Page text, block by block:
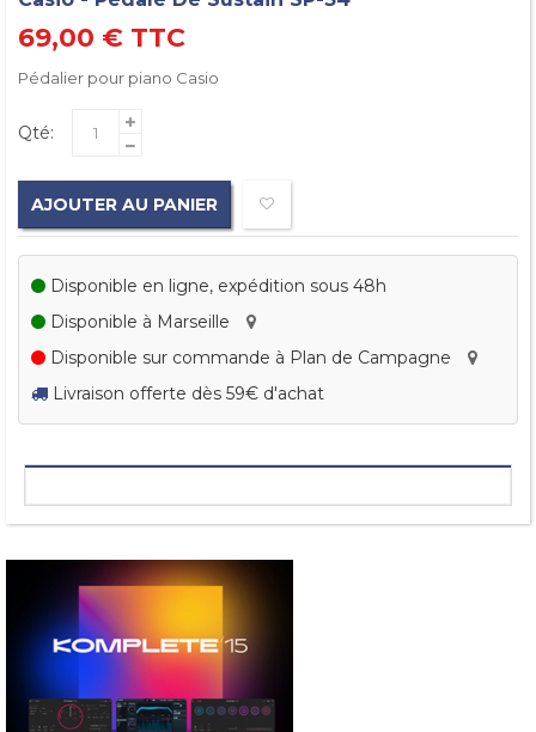
69,00 € TTC
Pédalier pour piano Casio
Qté:
AJOUTER AU PANIER
Disponible en ligne, expédition sous 48h
Disponible à Marseille
Disponible sur commande à Plan de Campagne
Livraison offerte dès 59€ d'achat